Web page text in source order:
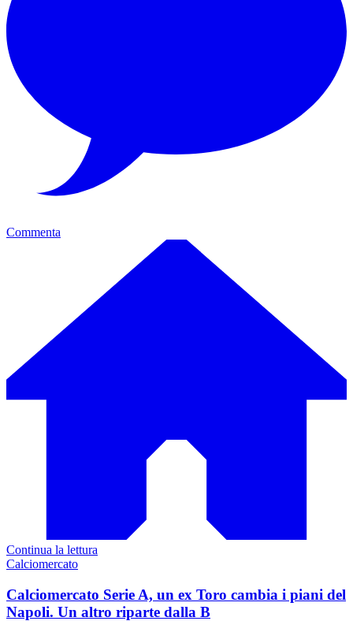
Commenta
Continua la lettura
Calciomercato
Calciomercato Serie A, un ex Toro cambia i piani del
Napoli. Un altro riparte dalla B